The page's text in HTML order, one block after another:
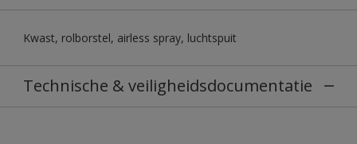
Kwast, rolborstel, airless spray, luchtspuit
Technische & veiligheidsdocumentatie